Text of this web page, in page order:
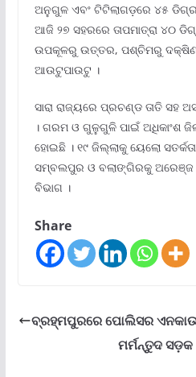
ଅନୁଗୁଳ ଏବଂ ଟିଟିଲାଗଡ଼ରେ ୪୫
ଆଜି ୨୭ ସହରରେ ତାପମାତ୍ରା ୪୦
ଉପକୂଳରୁ ଉତ୍ତର, ପଶ୍ଚିମରୁ ଦକ୍ଷିଣ
ଆଉଟୁପାଉଟୁ ।
ସାରା ରାଜ୍ୟରେ ପ୍ରଚଣ୍ଡ ତାତି
। ଗରମ ଓ ଗୁଳୁଗୁଳି ପାଇଁ ଅଧିକାଂଶ
ହୋଇଛି । ୧୯ ଜିଲ୍ଲାକୁ ୟେଲୋ
ସମ୍ବଲପୁର ଓ ବଲାଙ୍ଗିରକୁ ଅରେଞ୍ଜ
ବିଭାଗ ।
Share
ବ୍ରହ୍ମପୁରରେ ପୋଲିସର
ମର୍ମନ୍ତୁଦ ସଡ଼କ